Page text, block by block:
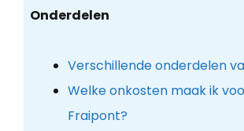
Onderdelen
Verschillende onderdelen
Welke onkosten maak ik
Fraipont?